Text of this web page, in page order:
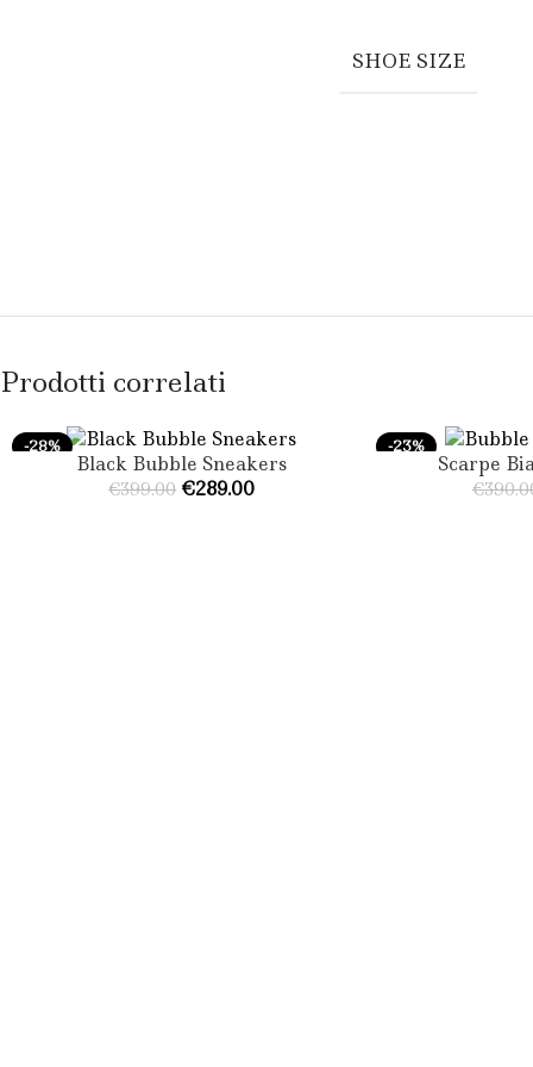
SHOE SIZE
Prodotti correlati
-28%
Black Bubble Sneakers
€399.00 €289.00
-23%
SCEGLIScarpe
€